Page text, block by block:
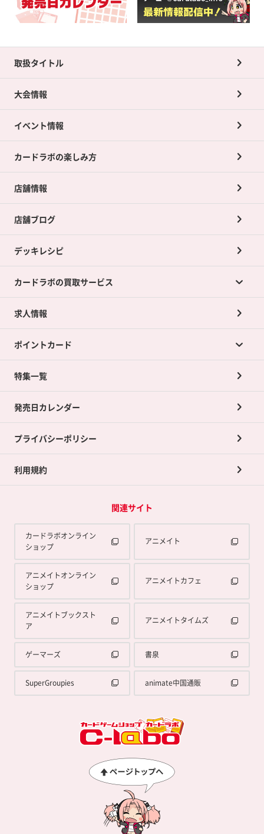
取扱タイトル
大会情報
イベント情報
カードラボの楽しみ方
店舗情報
店舗ブログ
デッキレシピ
カードラボの買取サービス
カードラボの買取サービスTOP
店舗買取について
ネット買取について
買取承諾書について
求人情報
ポイントカード
ポイントカードTOP
ポイント交換景品
特集一覧
発売日カレンダー
プライバシーポリシー
利用規約
関連サイト
カードラボオンライン
ショップ
アニメイト
アニメイトオンライン
ショップ
アニメイトカフェ
アニメイトブックスト
ア
アニメイトタイムズ
ゲーマーズ 書泉
SuperGroupies animate中国通販